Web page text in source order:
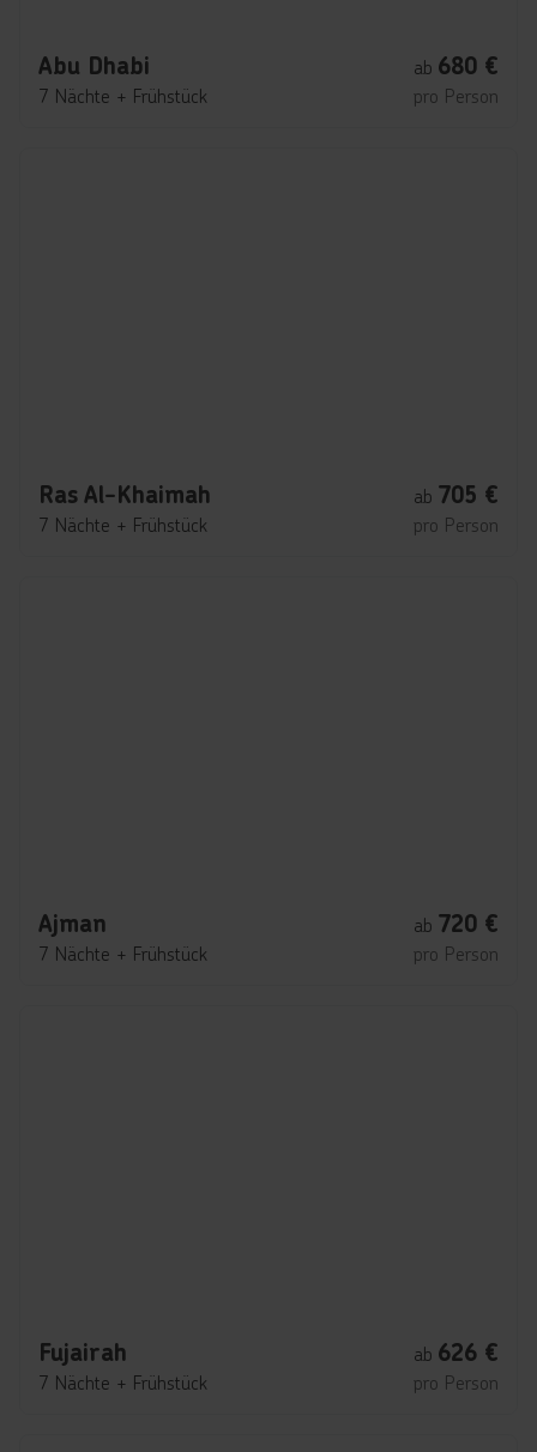
Abu Dhabi
7 Nächte + Frühstück
ab 680 €
pro Person
Ras Al-Khaimah
7 Nächte + Frühstück
ab 705 €
pro Person
Ajman
7 Nächte + Frühstück
ab 720 €
pro Person
Fujairah
7 Nächte + Frühstück
ab 626 €
pro Person